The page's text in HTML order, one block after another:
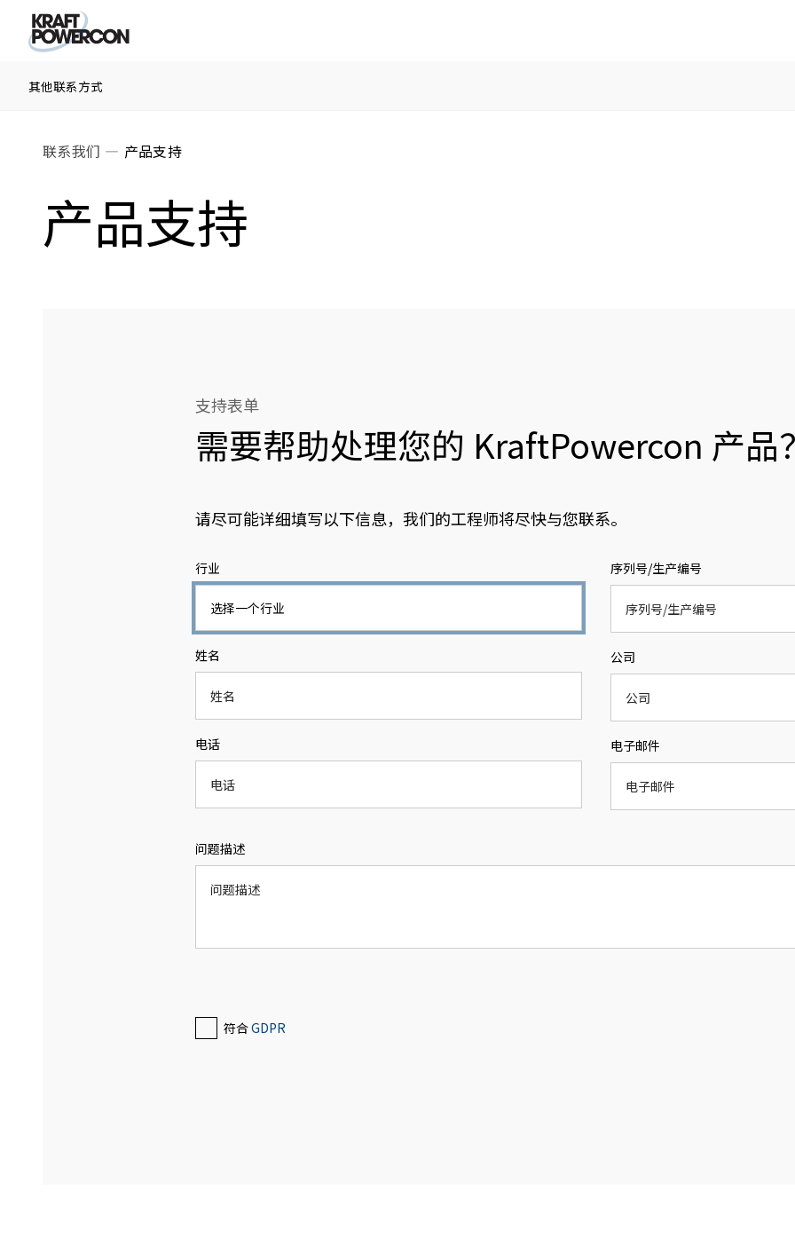
其他联系方式
联系我们 产品支持
产品支持
需要帮助处理您的 KraftPowercon 产品
支持表单
请尽可能详细填写以下信息，我们的工程师将尽快与您联系。
行业
姓名
电话
序列号/生产编号
公司
电子邮件
问题描述
符合GDPR